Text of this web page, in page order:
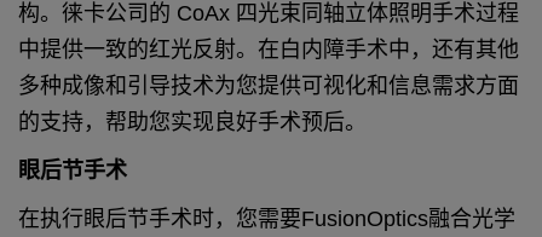
构。徕卡公司的 CoAx 四光束同轴立体照明手术过程
中提供一致的红光反射。在白内障手术中，还有其他
多种成像和引导技术为您提供可视化和信息需求方面
的支持，帮助您实现良好手术预后。
眼后节手术
在执行眼后节手术时，您需要FusionOptics融合光学